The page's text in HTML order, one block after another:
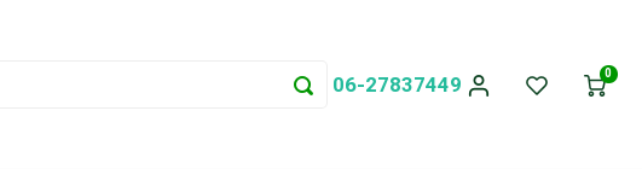
06-27837449 0